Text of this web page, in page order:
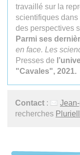
travaillé sur la
scientifiques
des perspectives
Parmi ses
en face. Les
Presses de
"Cavales", 2021.
Contact :
recherches